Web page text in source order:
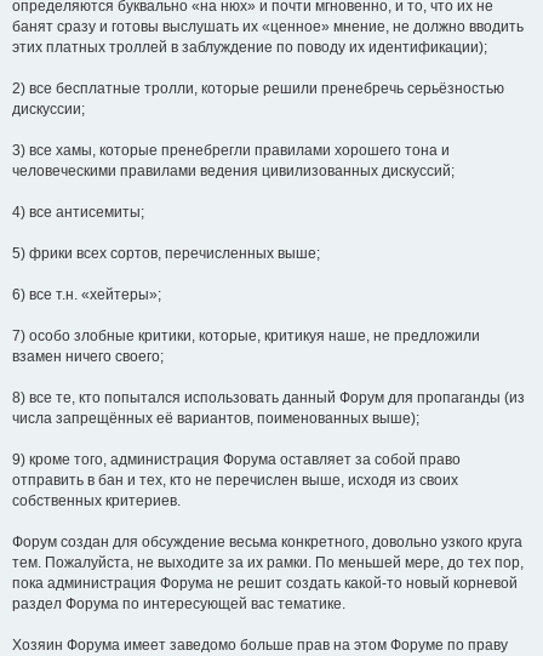
определяются буквально «на нюх» и почти мгновенно, и то, что их не
банят сразу и готовы выслушать их «ценное» мнение, не должно вводить
этих платных троллей в заблуждение по поводу их идентификации);
2) все бесплатные тролли, которые решили пренебречь серьёзностью
дискуссии;
3) все хамы, которые пренебрегли правилами хорошего тона и
человеческими правилами ведения цивилизованных дискуссий;
4) все антисемиты;
5) фрики всех сортов, перечисленных выше;
6) все т.н. «хейтеры»;
7) особо злобные критики, которые, критикуя наше, не предложили
взамен ничего своего;
8) все те, кто попытался использовать данный Форум для пропаганды (из
числа запрещённых её вариантов, поименованных выше);
9) кроме того, администрация Форума оставляет за собой право
отправить в бан и тех, кто не перечислен выше, исходя из своих
собственных критериев.
Форум создан для обсуждение весьма конкретного, довольно узкого круга
тем. Пожалуйста, не выходите за их рамки. По меньшей мере, до тех пор,
пока администрация Форума не решит создать какой-то новый корневой
раздел Форума по интересующей вас тематике.
Хозяин Форума имеет заведомо больше прав на этом Форуме по праву